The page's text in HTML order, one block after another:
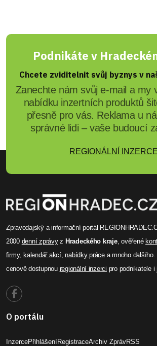
Podnikáte v
Chcete zviditelnit svůj byznys v
Zanechte nám svůj e-mail a my
nabídku inzertních produktů
přesně pro vás. Reklama u
správné lidi – vaše budoucí
REGIONÁLNÍ INZERCE
Zpravodajský a informační portál
2000 denní zprávyz Hradeckého kraje, ověřené
firmy, kalendář akcí,nabídky prácea mnoho dalšího.
cenově dostupnou regionální inzerci pro podnikatele i
O portálu
InzercePřihlášeníRegistraceArchiv ZprávRSS